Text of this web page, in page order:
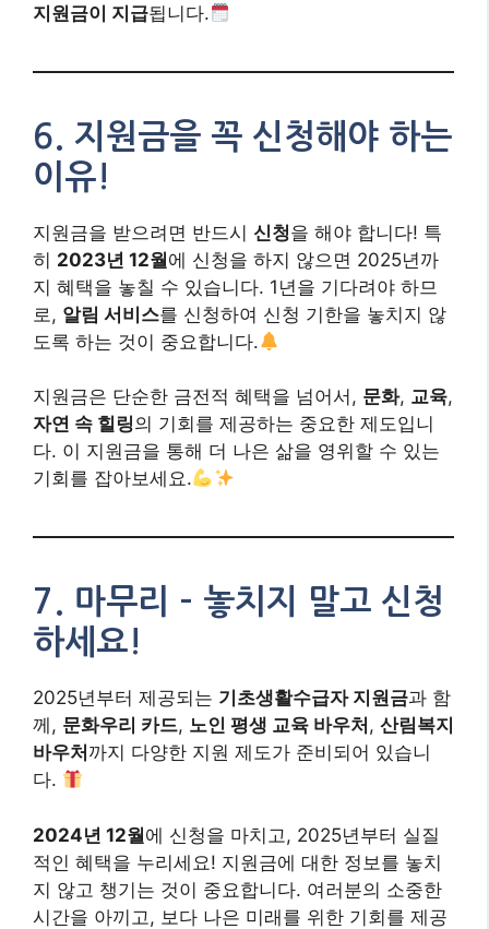
지원금이 지급됩니다.
6. 지원금을 꼭 신청해야 하는
이유!
지원금을 받으려면 반드시 신청을 해야 합니다! 특
히 2023년 12월에 신청을 하지 않으면 2025년까
지 혜택을 놓칠 수 있습니다. 1년을 기다려야 하므
로, 알림 서비스를 신청하여 신청 기한을 놓치지 않
도록 하는 것이 중요합니다.
지원금은 단순한 금전적 혜택을 넘어서, 문화, 교육,
자연 속 힐링의 기회를 제공하는 중요한 제도입니
다. 이 지원금을 통해 더 나은 삶을 영위할 수 있는
기회를 잡아보세요.
7. 마무리 – 놓치지 말고 신청
하세요!
2025년부터 제공되는 기초생활수급자 지원금과 함
께, 문화우리 카드, 노인 평생 교육 바우처 , 산림복지
바우처 까지 다양한 지원 제도가 준비되어 있습니
다.
2024년 12월에 신청을 마치고, 2025년부터 실질
적인 혜택을 누리세요! 지원금에 대한 정보를 놓치
지 않고 챙기는 것이 중요합니다. 여러분의 소중한
시간을 아끼고, 보다 나은 미래를 위한 기회를 제공